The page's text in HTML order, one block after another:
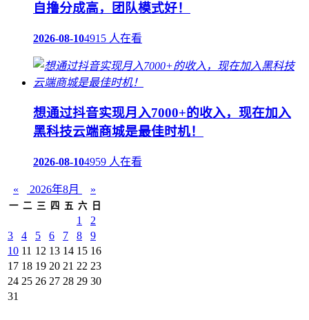
自撸分成高，团队模式好！
2026-08-104915 人在看
想通过抖音实现月入7000+的收入，现在加入
黑科技云端商城是最佳时机！
2026-08-104959 人在看
« 2026年8月 »
一 二 三 四 五 六 日
1
2
3
4 5 6 7 8
9
10 11 12 13 14 15 16
17 18 19 20 21 22 23
24 25 26 27 28 29 30
31